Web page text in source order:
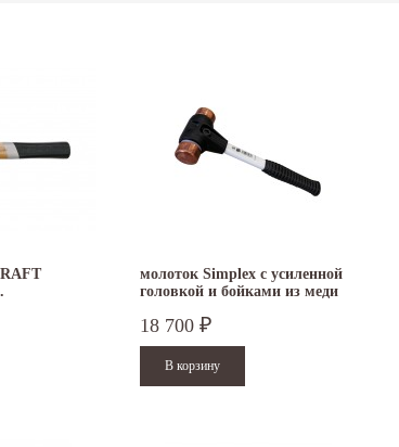
молоток Simplex с усиленной
головкой и бойками из меди
18 700 ₽